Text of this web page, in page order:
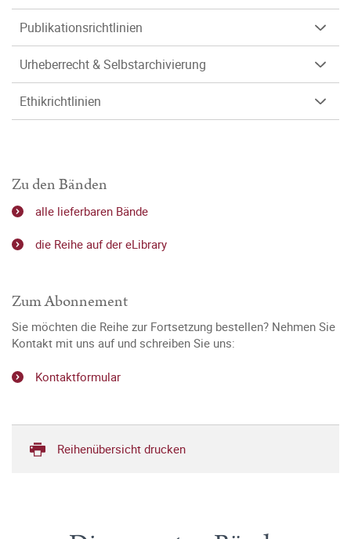
Publikationsrichtlinien
Urheberrecht & Selbstarchivierung
Ethikrichtlinien
Zu den Bänden
alle lieferbaren Bände
die Reihe auf der eLibrary
Zum Abonnement
Sie möchten die Reihe zur Fortsetzung bestellen? Nehmen Sie
Kontakt mit uns auf und schreiben Sie uns:
Kontaktformular
Reihenübersicht drucken